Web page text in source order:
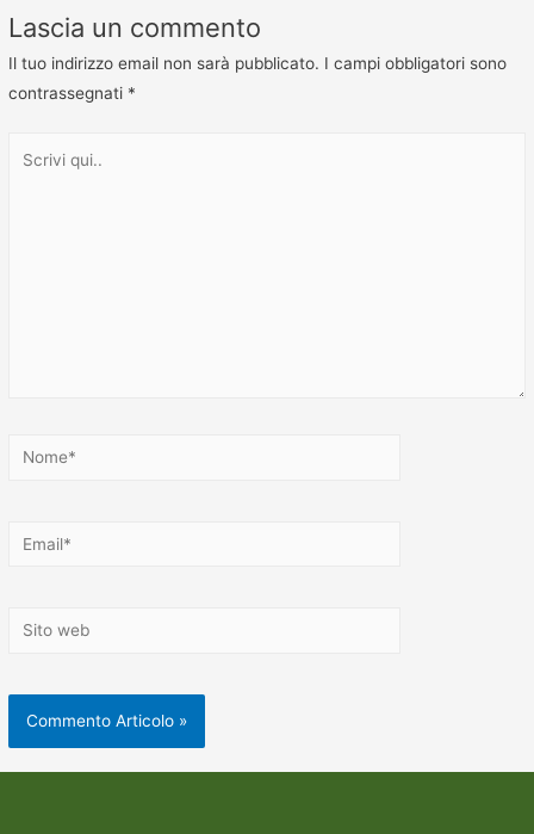
Lascia un commento
Il tuo indirizzo email non sarà pubblicato. I campi obbligatori sono
contrassegnati *